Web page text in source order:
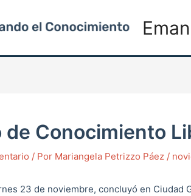
de Conocimiento
/ Por Mariangela Petrizzo Páez /
23 de noviembre, concluyó en Ciudad